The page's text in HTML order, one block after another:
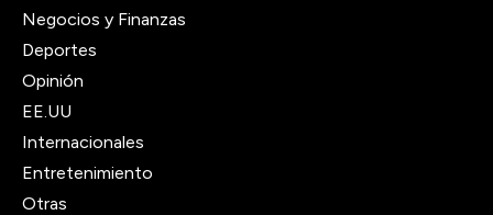
Negocios y Finanzas
Deportes
Opinión
EE.UU
Internacionales
Entretenimiento
Otras